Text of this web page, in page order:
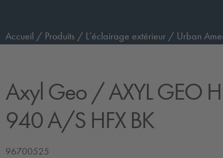
Accueil / Produits / L’éclairage extérieur / Urban
Axyl Geo / AXYL GEO
940 A/S HFX BK
96700525